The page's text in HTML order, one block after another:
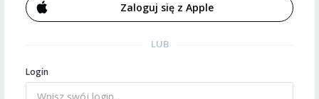
Zaloguj się z Apple
LUB
Login